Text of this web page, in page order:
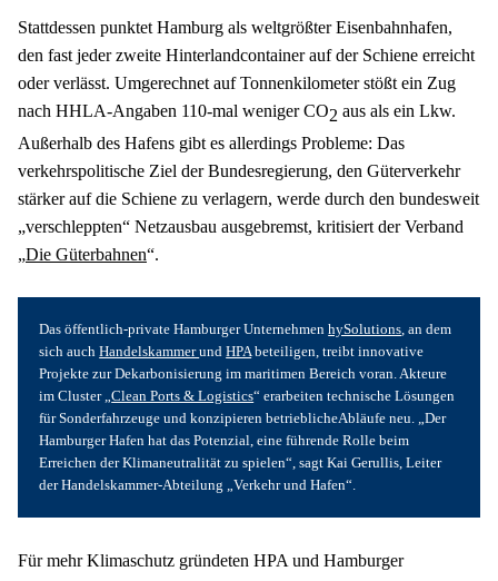
Stattdessen punktet Hamburg als weltgrößter Eisenbahnhafen,
den fast jeder zweite Hinterlandcontainer auf der Schiene erreicht
oder verlässt. Umgerechnet auf Tonnenkilometer stößt ein Zug
nach HHLA-Angaben 110-mal weniger CO2 aus als ein Lkw.
Außerhalb des Hafens gibt es allerdings Probleme: Das
verkehrspolitische Ziel der Bundesregierung, den Güterverkehr
stärker auf die Schiene zu verlagern, werde durch den bundesweit
„verschleppten“ Netzausbau ausgebremst, kritisiert der Verband
„Die Güterbahnen“.
Das öffentlich-­private Hamburger Unternehmen ­hySolutions, an dem
sich auch Handelskammer und HPA beteiligen, treibt innovative
Projekte zur Dekarbonisierung im maritimen Bereich voran. Akteure
im Cluster „Clean Ports & Logistics“ erarbeiten technische Lösungen
für Sonderfahrzeuge und konzipieren betrieblicheAbläufe neu. „Der
Hamburger Hafen hat das Potenzial, eine führende Rolle beim
Erreichen der Klimaneutralität zu spielen“, sagt Kai Gerullis, Leiter
der Handelskammer-Abteilung „Verkehr und Hafen“.
Für mehr Klimaschutz gründeten HPA und Hamburger